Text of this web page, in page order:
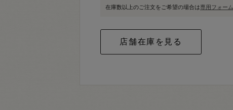
在庫数以上のご注文をご希望の場合は専用フォーム